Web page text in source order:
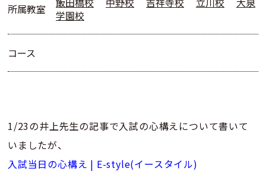
所属教室
学園校
コース
1/23の井上先生の記事で入試の心構えについて書いて
いましたが、
入試当日の心構え | E-style(イースタイル)